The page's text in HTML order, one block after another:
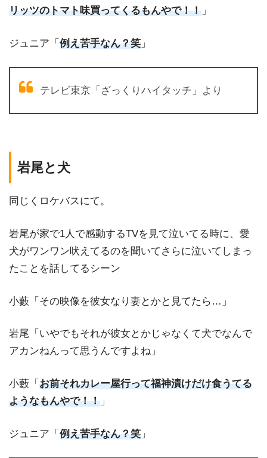
リッツのトマト味買ってくるもんやで！！ 」
ジュニア「 例え苦手なん？笑 」
テレビ東京「ざっくりハイタッチ」より
岩尾と犬
同じくロケバスにて。
岩尾が家で1人で感動するTVを見て泣いてる時に、愛
犬がワンワン吠えてるのを聞いてさらに泣いてしまっ
たことを話してるシーン
小藪「その映像を彼女なり妻とかと見てたら…」
岩尾「いやでもそれが彼女とかじゃなくて犬でなんで
アカンねんって思うんですよね」
小藪「 お前それカレー屋行って福神漬けだけ食うてる
ようなもんやで！！ 」
ジュニア「 例え苦手なん？笑 」